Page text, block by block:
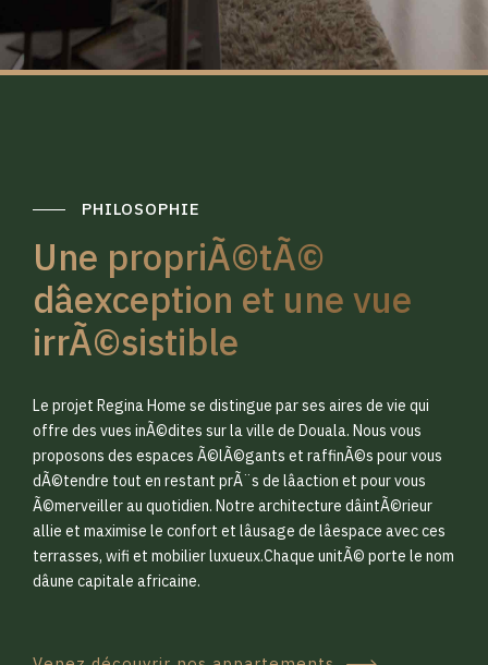
PHILOSOPHIE
Une propriÃ©tÃ©
dâexception et une vue
irrÃ©sistible
Le projet Regina Home se distingue par ses aires de vie qui
offre des vues inÃ©dites sur la ville de Douala. Nous vous
proposons des espaces Ã©lÃ©gants et raffinÃ©s pour vous
dÃ©tendre tout en restant prÃ¨s de lâaction et pour vous
Ã©merveiller au quotidien. Notre architecture dâintÃ©rieur
allie et maximise le confort et lâusage de lâespace avec ces
terrasses, wifi et mobilier luxueux.Chaque unitÃ© porte le nom
dâune capitale africaine.
0
1
2
3
0
1
2
3